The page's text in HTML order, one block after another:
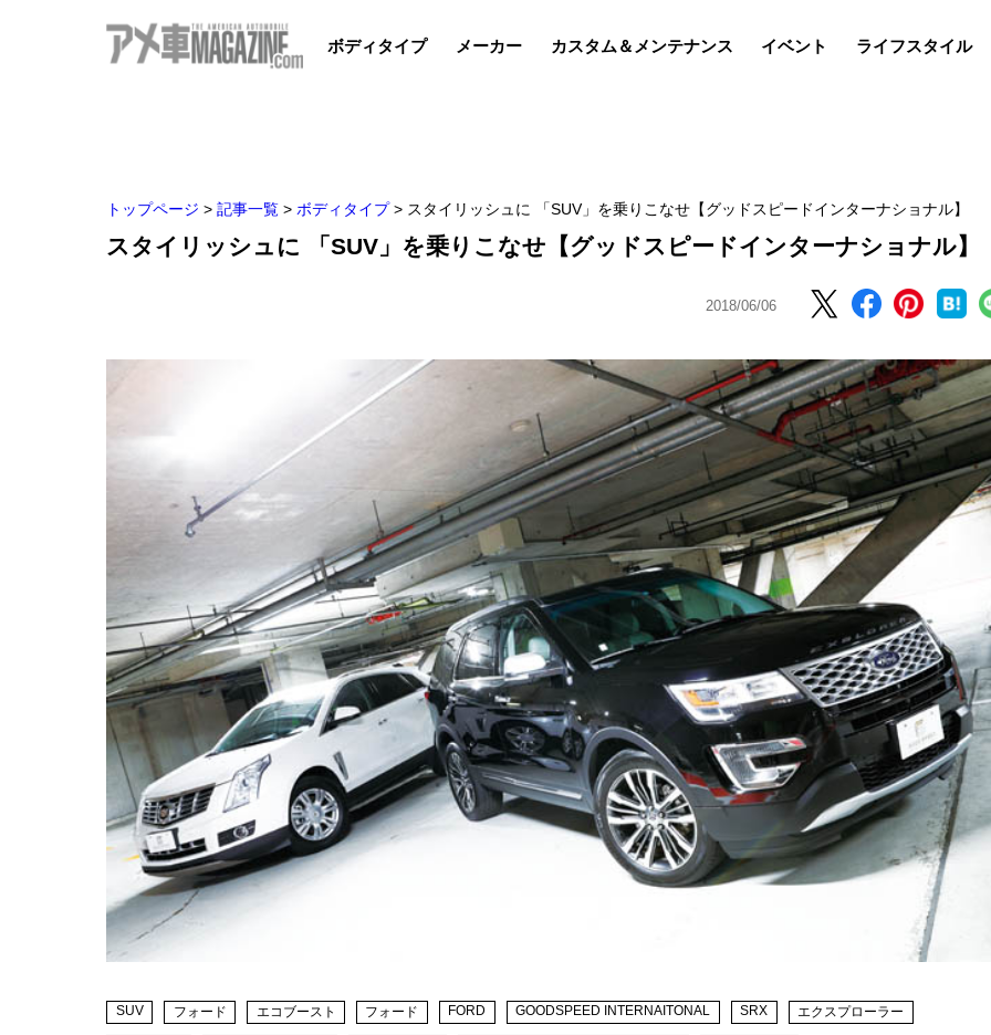
ボディタイプ メーカー カスタム＆メンテナンス イベント ライフスタイル
トップページ > 記事一覧 > ボディタイプ > スタイリッシュに 「SUV」を乗りこなせ【グッドスピードインターナショナル】
スタイリッシュに 「SUV」を乗りこなせ【グッドスピードインターナショナル】
2018/06/06
SUV フォード エコブースト フォード FORD GOODSPEED INTERNAITONAL SRX エクスプローラー